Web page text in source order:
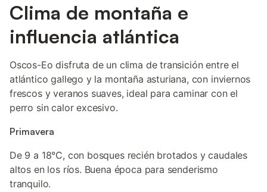
Clima de montaña e
influencia atlántica
Oscos-Eo disfruta de un clima de transición entre el
atlántico gallego y la montaña asturiana, con inviernos
frescos y veranos suaves, ideal para caminar con el
perro sin calor excesivo.
Primavera
De 9 a 18°C, con bosques recién brotados y caudales
altos en los ríos. Buena época para senderismo
tranquilo.